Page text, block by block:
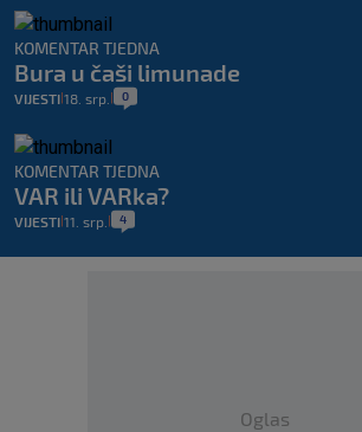
KOMENTAR TJEDNA
Bura u čaši limunade
VIJESTI 18. srp. 0
KOMENTAR TJEDNA
VAR ili VARka?
VIJESTI 11. srp. 4
Oglas